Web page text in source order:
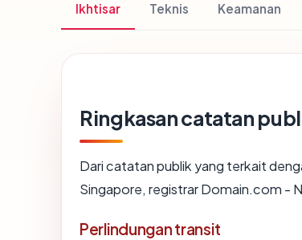
Ikhtisar Teknis Keamanan
Ringkasan catatan
Dari catatan publik yang terkait
Singapore, registrar Domain.com -
Perlindungan transit